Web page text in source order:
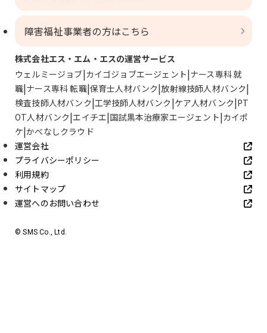
障害福祉事業者の方はこちら
株式会社エス・エム・エスの運営サービス
ウェルミージョブ カイゴジョブエージェント ナース専科 就
職 ナース専科 転職 保育士人材バンク 放射線技師人材バンク
検査技師人材バンク 工学技師人材バンク ケア人材バンク PT
OT人材バンク エイチエ 国試黒本治療家エージェント カイポ
ケ かべなしクラウド
運営会社
プライバシーポリシー
利用規約
サイトマップ
運営へのお問い合わせ
© SMS Co., Ltd.